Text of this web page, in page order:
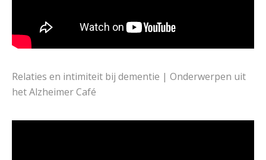
Relaties en intimiteit bij dementie | Onderwerpen uit
het Alzheimer Café